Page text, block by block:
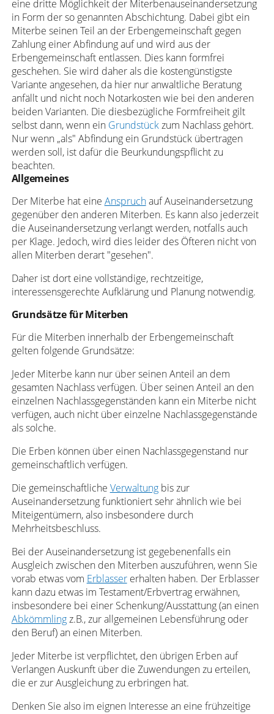
eine dritte Möglichkeit der Miterbenauseinandersetzung
in Form der so genannten Abschichtung. Dabei gibt ein
Miterbe seinen Teil an der Erbengemeinschaft gegen
Zahlung einer Abfindung auf und wird aus der
Erbengemeinschaft entlassen. Dies kann formfrei
geschehen. Sie wird daher als die kostengünstigste
Variante angesehen, da hier nur anwaltliche Beratung
anfällt und nicht noch Notarkosten wie bei den anderen
beiden Varianten. Die diesbezügliche Formfreiheit gilt
selbst dann, wenn ein Grundstückzum Nachlass gehört.
Nur wenn „als" Abfindung ein Grundstück übertragen
werden soll, ist dafür die Beurkundungspflicht zu
beachten.
Allgemeines
Der Miterbe hat eine Anspruchauf Auseinandersetzung
gegenüber den anderen Miterben. Es kann also jederzeit
die Auseinandersetzung verlangt werden, notfalls auch
per Klage. Jedoch, wird dies leider des Öfteren nicht von
allen Miterben derart "gesehen".
Daher ist dort eine vollständige, rechtzeitige,
interessensgerechte Aufklärung und Planung notwendig.
Grundsätze für Miterben
Für die Miterben innerhalb der Erbengemeinschaft
gelten folgende Grundsätze:
Jeder Miterbe kann nur über seinen Anteil an dem
gesamten Nachlass verfügen. Über seinen Anteil an den
einzelnen Nachlassgegenständen kann ein Miterbe nicht
verfügen, auch nicht über einzelne Nachlassgegenstände
als solche.
Die Erben können über einen Nachlassgegenstand nur
gemeinschaftlich verfügen.
Die gemeinschaftliche Verwaltungbis zur
Auseinandersetzung funktioniert sehr ähnlich wie bei
Miteigentümern, also insbesondere durch
Mehrheitsbeschluss.
Bei der Auseinandersetzung ist gegebenenfalls ein
Ausgleich zwischen den Miterben auszuführen, wenn Sie
vorab etwas vom Erblassererhalten haben. Der Erblasser
kann dazu etwas im Testament/Erbvertrag erwähnen,
insbesondere bei einer Schenkung/Ausstattung (an einen
Abkömmlingz.B., zur allgemeinen Lebensführung oder
den Beruf) an einen Miterben.
Jeder Miterbe ist verpflichtet, den übrigen Erben auf
Verlangen Auskunft über die Zuwendungen zu erteilen,
die er zur Ausgleichung zu erbringen hat.
Denken Sie also im eignen Interesse an eine frühzeitige